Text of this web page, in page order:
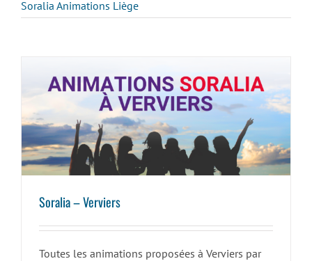
Soralia Animations Liège
Soralia – Verviers
Soralia – Verviers
Toutes les animations proposées à Verviers par